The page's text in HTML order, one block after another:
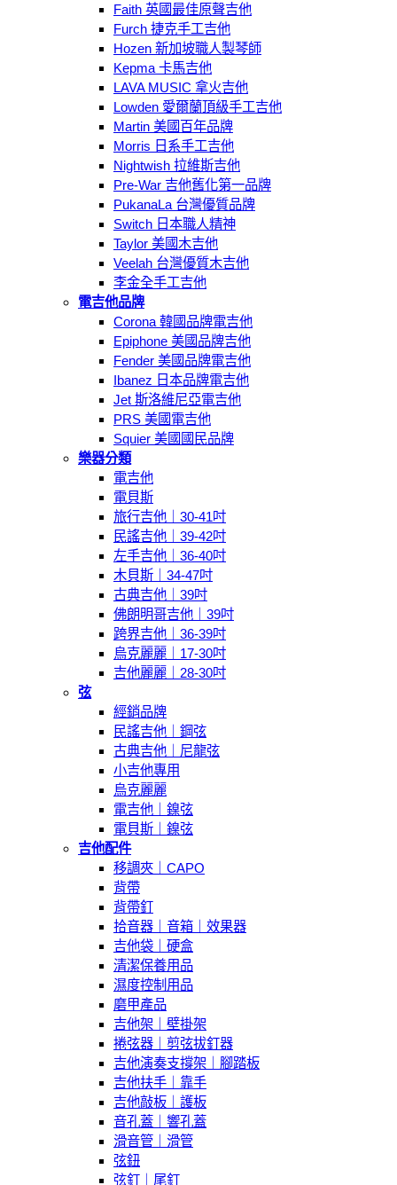
Faith 英國最佳原聲吉他
Furch 捷克手工吉他
Hozen 新加坡職人製琴師
Kepma 卡馬吉他
LAVA MUSIC 拿火吉他
Lowden 愛爾蘭頂級手工吉他
Martin 美國百年品牌
Morris 日系手工吉他
Nightwish 拉維斯吉他
Pre-War 吉他舊化第一品牌
PukanaLa 台灣優質品牌
Switch 日本職人精神
Taylor 美國木吉他
Veelah 台灣優質木吉他
李金全手工吉他
電吉他品牌
Corona 韓國品牌電吉他
Epiphone 美國品牌吉他
Fender 美國品牌電吉他
Ibanez 日本品牌電吉他
Jet 斯洛維尼亞電吉他
PRS 美國電吉他
Squier 美國國民品牌
樂器分類
電吉他
電貝斯
旅行吉他｜30-41吋
民謠吉他｜39-42吋
左手吉他｜36-40吋
木貝斯｜34-47吋
古典吉他｜39吋
佛朗明哥吉他｜39吋
跨界吉他｜36-39吋
烏克麗麗｜17-30吋
吉他麗麗｜28-30吋
弦
經銷品牌
民謠吉他｜鋼弦
古典吉他｜尼龍弦
小吉他專用
烏克麗麗
電吉他｜鎳弦
電貝斯｜鎳弦
吉他配件
移調夾｜CAPO
背帶
背帶釘
拾音器｜音箱｜效果器
吉他袋｜硬盒
清潔保養用品
濕度控制用品
磨甲產品
吉他架｜壁掛架
捲弦器｜剪弦拔釘器
吉他演奏支撐架｜腳踏板
吉他扶手｜靠手
吉他敲板｜護板
音孔蓋｜響孔蓋
滑音管｜滑管
弦鈕
弦釘｜尾釘